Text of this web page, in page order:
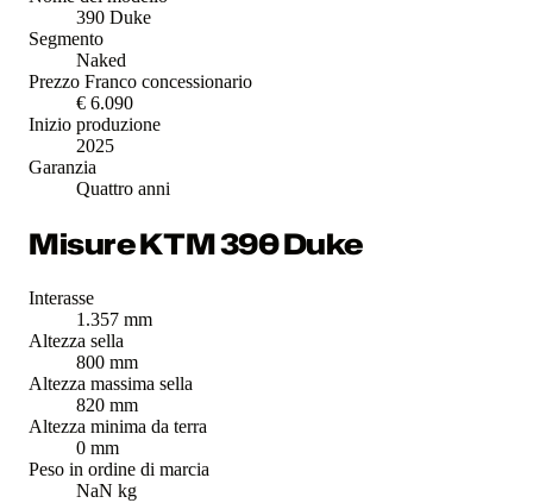
390 Duke
Segmento
Naked
Prezzo Franco concessionario
€ 6.090
Inizio produzione
2025
Garanzia
Quattro anni
Misure KTM 390 Duke
Interasse
1.357 mm
Altezza sella
800 mm
Altezza massima sella
820 mm
Altezza minima da terra
0 mm
Peso in ordine di marcia
NaN kg